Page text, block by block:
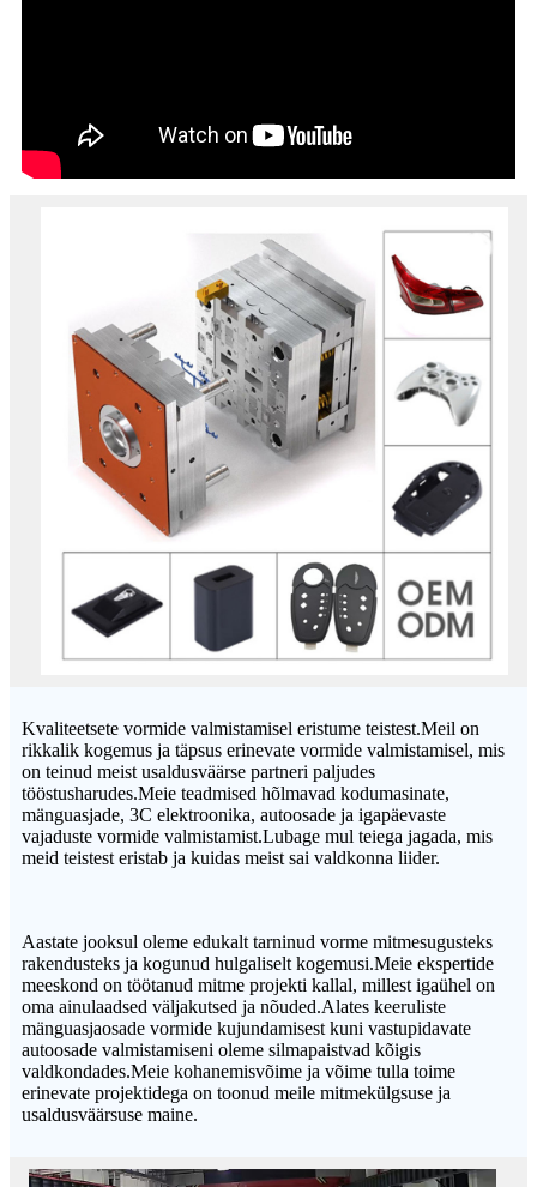
Kvaliteetsete vormide valmistamisel eristume teistest.Meil on
rikkalik kogemus ja täpsus erinevate vormide valmistamisel, mis
on teinud meist usaldusväärse partneri paljudes
tööstusharudes.Meie teadmised hõlmavad kodumasinate,
mänguasjade, 3C elektroonika, autoosade ja igapäevaste
vajaduste vormide valmistamist.Lubage mul teiega jagada, mis
meid teistest eristab ja kuidas meist sai valdkonna liider.
Aastate jooksul oleme edukalt tarninud vorme mitmesugusteks
rakendusteks ja kogunud hulgaliselt kogemusi.Meie ekspertide
meeskond on töötanud mitme projekti kallal, millest igaühel on
oma ainulaadsed väljakutsed ja nõuded.Alates keeruliste
mänguasjaosade vormide kujundamisest kuni vastupidavate
autoosade valmistamiseni oleme silmapaistvad kõigis
valdkondades.Meie kohanemisvõime ja võime tulla toime
erinevate projektidega on toonud meile mitmekülgsuse ja
usaldusväärsuse maine.